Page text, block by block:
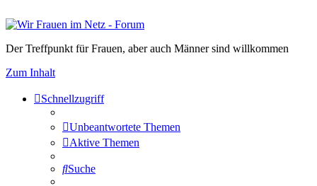
Der Treffpunkt für Frauen, aber auch Männer sind willkommen
Zum Inhalt
Schnellzugriff
Unbeantwortete Themen
Aktive Themen
Suche